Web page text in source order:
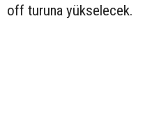
off turuna yükselecek.